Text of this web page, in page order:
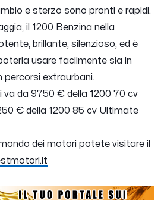
e sterzo sono pronti e rapidi.
il 1200 Benzina nella
brillante, silenzioso, ed è
usare facilmente sia in
percorsi extraurbani.
va da 9750 € della 1200 70 cv
€ della 1200 85 cv Ultimate
dei motori potete visitare il